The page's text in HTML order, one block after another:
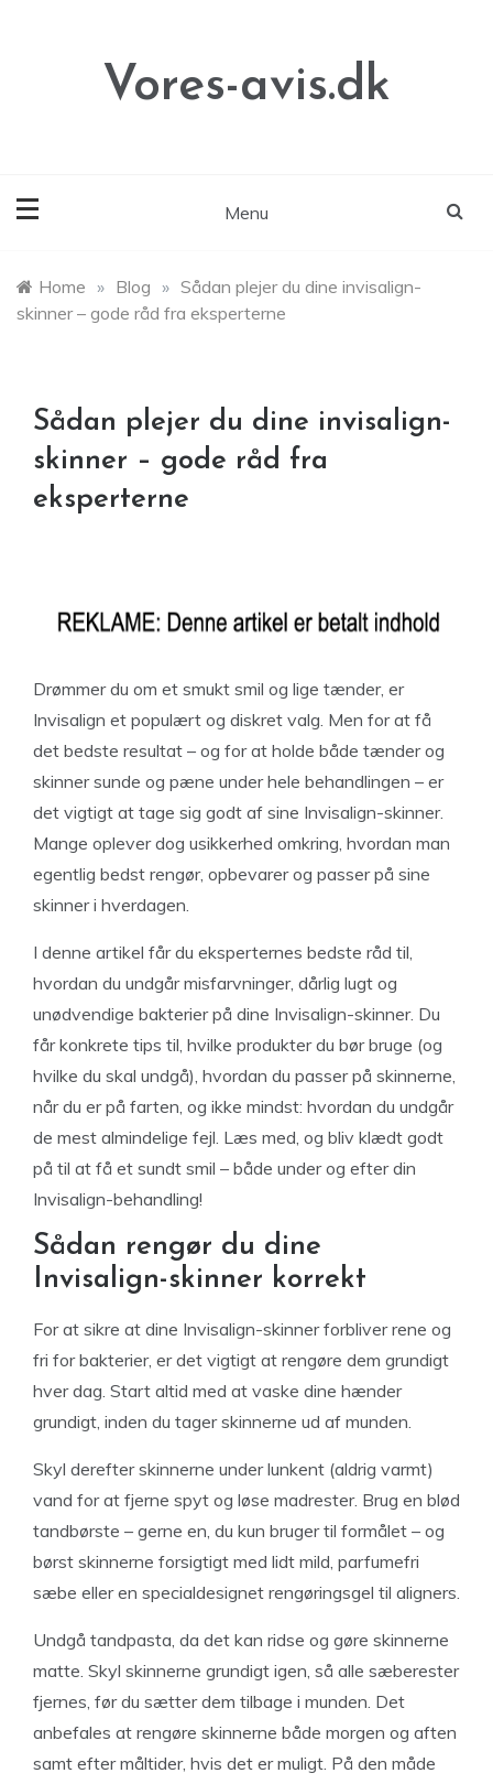
Vores-avis.dk
Menu
Home » Blog » Sådan plejer du dine invisalign-
skinner – gode råd fra eksperterne
Sådan plejer du dine invisalign-
skinner – gode råd fra
eksperterne
Drømmer du om et smukt smil og lige tænder, er
Invisalign et populært og diskret valg. Men for at få
det bedste resultat – og for at holde både tænder og
skinner sunde og pæne under hele behandlingen – er
det vigtigt at tage sig godt af sine Invisalign-skinner.
Mange oplever dog usikkerhed omkring, hvordan man
egentlig bedst rengør, opbevarer og passer på sine
skinner i hverdagen.
I denne artikel får du eksperternes bedste råd til,
hvordan du undgår misfarvninger, dårlig lugt og
unødvendige bakterier på dine Invisalign-skinner. Du
får konkrete tips til, hvilke produkter du bør bruge (og
hvilke du skal undgå), hvordan du passer på skinnerne,
når du er på farten, og ikke mindst: hvordan du undgår
de mest almindelige fejl. Læs med, og bliv klædt godt
på til at få et sundt smil – både under og efter din
Invisalign-behandling!
Sådan rengør du dine
Invisalign-skinner korrekt
For at sikre at dine Invisalign-skinner forbliver rene og
fri for bakterier, er det vigtigt at rengøre dem grundigt
hver dag. Start altid med at vaske dine hænder
grundigt, inden du tager skinnerne ud af munden.
Skyl derefter skinnerne under lunkent (aldrig varmt)
vand for at fjerne spyt og løse madrester. Brug en blød
tandbørste – gerne en, du kun bruger til formålet – og
børst skinnerne forsigtigt med lidt mild, parfumefri
sæbe eller en specialdesignet rengøringsgel til aligners.
Undgå tandpasta, da det kan ridse og gøre skinnerne
matte. Skyl skinnerne grundigt igen, så alle sæberester
fjernes, før du sætter dem tilbage i munden. Det
anbefales at rengøre skinnerne både morgen og aften
samt efter måltider, hvis det er muligt. På den måde